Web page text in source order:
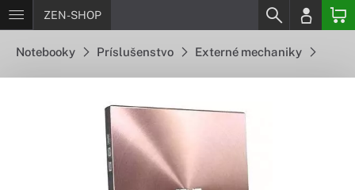
ZEN-SHOP
Notebooky Príslušenstvo Externé mechaniky